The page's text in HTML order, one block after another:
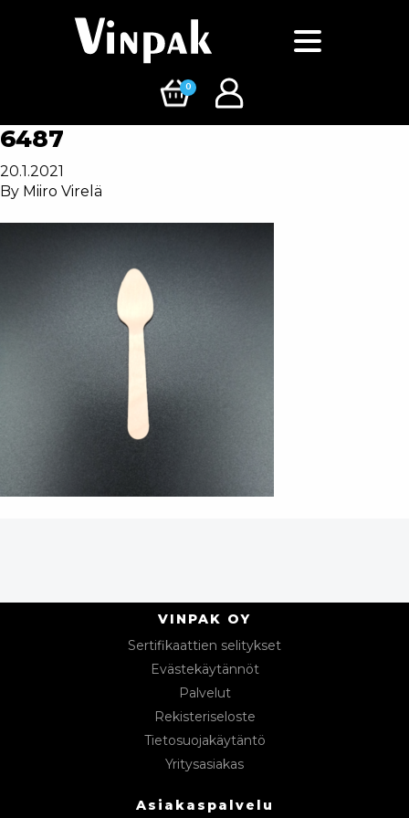
0
6487
20.1.2021
By Miiro Virelä
VINPAK OY
Sertifikaattien selitykset
Evästekäytännöt
Palvelut
Rekisteriseloste
Tietosuojakäytäntö
Yritysasiakas
Asiakaspalvelu